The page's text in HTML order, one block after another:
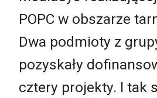
POPC w obszarze
Dwa podmioty z
pozyskały
cztery projekty. I tak